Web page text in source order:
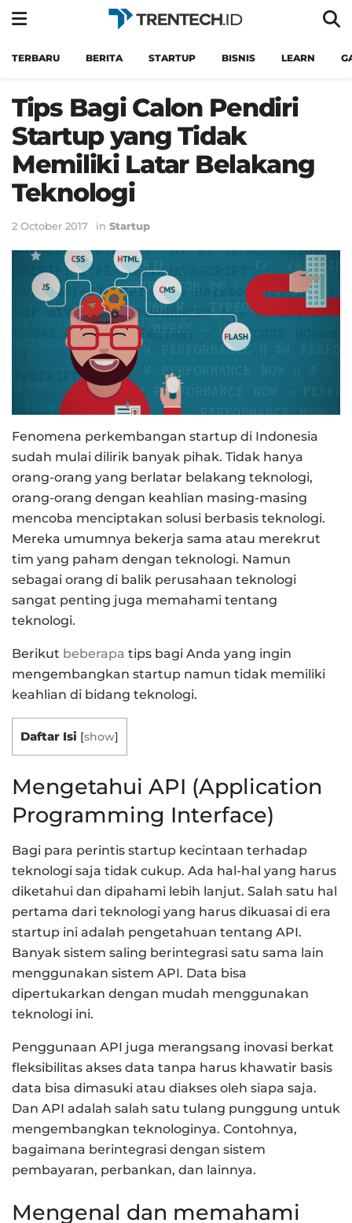
TERBARU BERITA STARTUP BISNIS LEARN
Tips Bagi Calon Pendiri
Startup yang Tidak
Memiliki Latar Belakang
Teknologi
2 October 2017 in Startup
Fenomena perkembangan startup di Indonesia
sudah mulai dilirik banyak pihak. Tidak hanya
orang-orang yang berlatar belakang teknologi,
orang-orang dengan keahlian masing-masing
mencoba menciptakan solusi berbasis teknologi.
Mereka umumnya bekerja sama atau merekrut
tim yang paham dengan teknologi. Namun
sebagai orang di balik perusahaan teknologi
sangat penting juga memahami tentang
teknologi.
Berikut beberapa tips bagi Anda yang ingin
mengembangkan startup namun tidak memiliki
keahlian di bidang teknologi.
Daftar Isi [show]
Mengetahui API (Application
Programming Interface)
Bagi para perintis startup kecintaan terhadap
teknologi saja tidak cukup. Ada hal-hal yang harus
diketahui dan dipahami lebih lanjut. Salah satu hal
pertama dari teknologi yang harus dikuasai di era
startup ini adalah pengetahuan tentang API.
Banyak sistem saling berintegrasi satu sama lain
menggunakan sistem API. Data bisa
dipertukarkan dengan mudah menggunakan
teknologi ini.
Penggunaan API juga merangsang inovasi berkat
fleksibilitas akses data tanpa harus khawatir basis
data bisa dimasuki atau diakses oleh siapa saja.
Dan API adalah salah satu tulang punggung untuk
mengembangkan teknologinya. Contohnya,
bagaimana berintegrasi dengan sistem
pembayaran, perbankan, dan lainnya.
Mengenal dan memahami